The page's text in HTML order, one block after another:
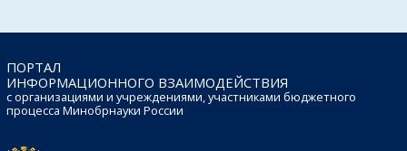
ПОРТАЛ
ИНФОРМАЦИОННОГО ВЗАИМОДЕЙСТВИЯ
с организациями и учреждениями, участниками бюджетного
процесса Минобрнауки России